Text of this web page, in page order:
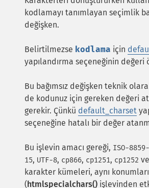
kodlamayı tanımlayan seçimlik
değişken.
Belirtilmezse kodlama için
yapılandırma seçeneğinin değeri
Bu bağımsız değişken teknik
de kodunuz için gereken değeri
gerekir. Çünkü default_charset
seçeneğine hatalı bir değer
Bu işlevin amacı gereği, ISO-
15, UTF-8, cp866, cp1251, cp1252 ve
karakter kümeleri, aynı
(htmlspecialchars() işlevinden